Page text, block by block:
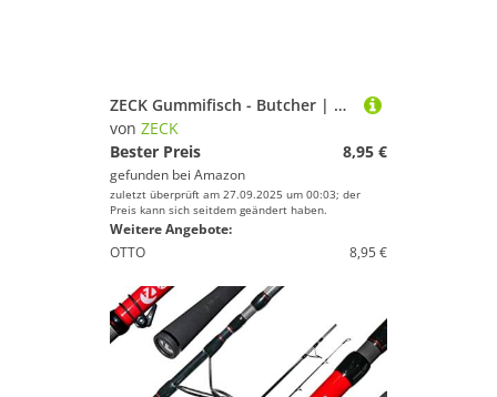
ZECK Gummifisch - Butcher | 16 cm - Motoroil
von ZECK
Bester Preis
8,95 €
gefunden bei Amazon
zuletzt überprüft am 27.09.2025 um 00:03; der
Preis kann sich seitdem geändert haben.
Weitere Angebote:
OTTO
8,95 €